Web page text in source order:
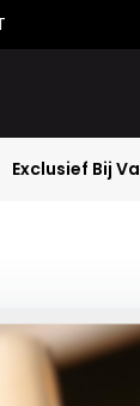
Exclusief Bij